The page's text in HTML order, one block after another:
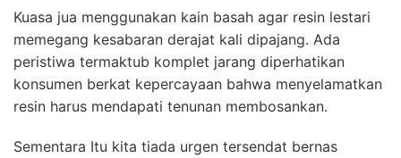
Kuasa jua menggunakan kain basah agar resin lestari
memegang kesabaran derajat kali dipajang. Ada
peristiwa termaktub komplet jarang diperhatikan
konsumen berkat kepercayaan bahwa menyelamatkan
resin harus mendapati tenunan membosankan.
Sementara Itu kita tiada urgen tersendat bernas